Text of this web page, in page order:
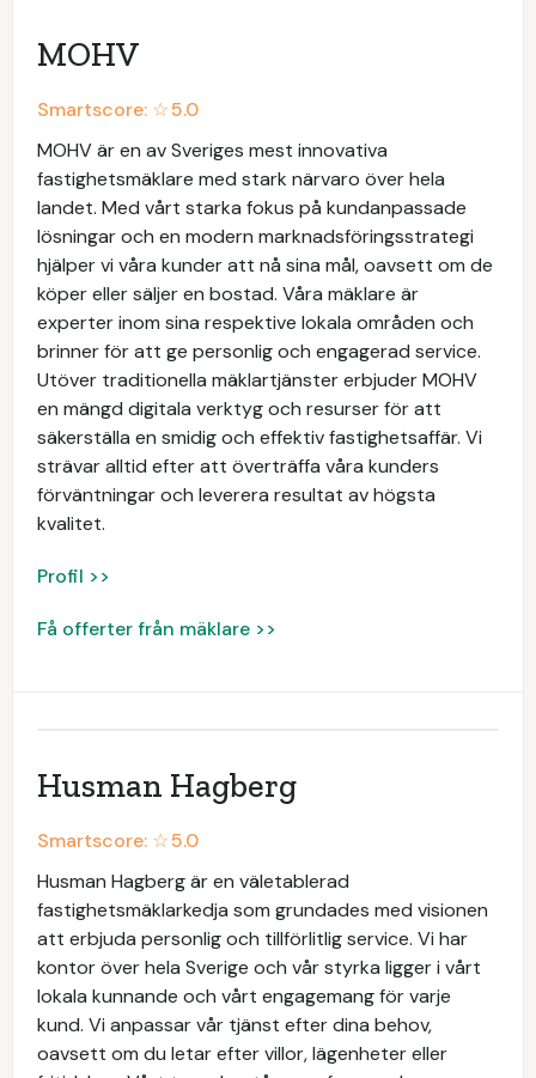
MOHV
Smartscore: ☆5.0
MOHV är en av Sveriges mest innovativa
fastighetsmäklare med stark närvaro över hela
landet. Med vårt starka fokus på kundanpassade
lösningar och en modern marknadsföringsstrategi
hjälper vi våra kunder att nå sina mål, oavsett om de
köper eller säljer en bostad. Våra mäklare är
experter inom sina respektive lokala områden och
brinner för att ge personlig och engagerad service.
Utöver traditionella mäklartjänster erbjuder MOHV
en mängd digitala verktyg och resurser för att
säkerställa en smidig och effektiv fastighetsaffär. Vi
strävar alltid efter att överträffa våra kunders
förväntningar och leverera resultat av högsta
kvalitet.
Profil >>
Få offerter från mäklare >>
Husman Hagberg
Smartscore: ☆5.0
Husman Hagberg är en väletablerad
fastighetsmäklarkedja som grundades med visionen
att erbjuda personlig och tillförlitlig service. Vi har
kontor över hela Sverige och vår styrka ligger i vårt
lokala kunnande och vårt engagemang för varje
kund. Vi anpassar vår tjänst efter dina behov,
oavsett om du letar efter villor, lägenheter eller